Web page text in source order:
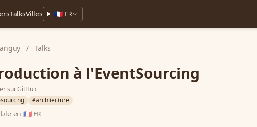
TalksVilles 🇫🇷 FR
/ Talks
à l'EventSourcing
sur GitHub
#architecture
en 🇫🇷 FR